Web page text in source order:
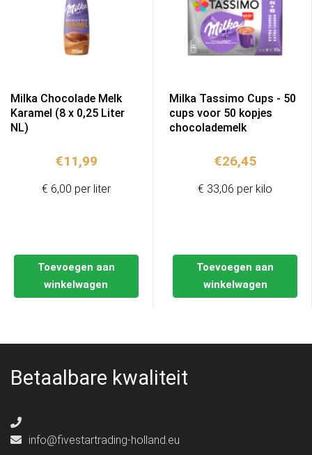
Milka Chocolade Melk
Karamel (8 x 0,25 Liter
NL)
€11,99
Toevoegen aan
winkelwagen
€ 6,00 per liter
Milka Tassimo Cups - 50
cups voor 50 kopjes
chocolademelk
€26,45
Toevoegen aan
winkelwagen
€ 33,06 per kilo
Betaalbare kwaliteit
info@fivestartrading-holland.eu